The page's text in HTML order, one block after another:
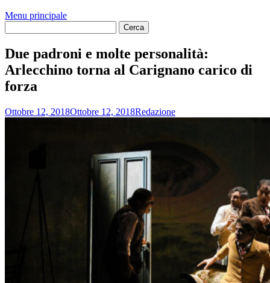
Menu principale
Due padroni e molte personalità:
Arlecchino torna al Carignano carico di
forza
Ottobre 12, 2018Ottobre 12, 2018Redazione